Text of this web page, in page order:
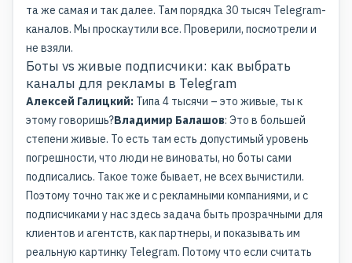
та же самая и так далее. Там порядка 30 тысяч Telegram-
каналов. Мы проскаутили все. Проверили, посмотрели и
не взяли.
Боты vs живые подписчики: как выбрать
каналы для рекламы в Telegram
Алексей Галицкий: Типа 4 тысячи – это живые, ты к
этому говоришь?Владимир Балашов: Это в большей
степени живые. То есть там есть допустимый уровень
погрешности, что люди не виноваты, но боты сами
подписались. Такое тоже бывает, не всех вычистили.
Поэтому точно так же и с рекламными компаниями, и с
подписчиками у нас здесь задача быть прозрачными для
клиентов и агентств, как партнеры, и показывать им
реальную картинку Telegram. Потому что если считать